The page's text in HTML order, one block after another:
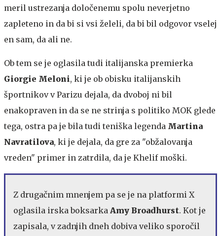
meril ustrezanja določenemu spolu neverjetno
zapleteno in da bi si vsi želeli, da bi bil odgovor vselej
en sam, da ali ne.
Ob tem se je oglasila tudi italijanska premierka
Giorgie Meloni, ki je ob obisku italijanskih
športnikov v Parizu dejala, da dvoboj ni bil
enakopraven in da se ne strinja s politiko MOK glede
tega, ostra pa je bila tudi teniška legenda Martina
Navratilova, ki je dejala, da gre za "obžalovanja
vreden" primer in zatrdila, da je Khelif moški.
Z drugačnim mnenjem pa se je na platformi X
oglasila irska boksarka Amy Broadhurst. Kot je
zapisala, v zadnjih dneh dobiva veliko sporočil